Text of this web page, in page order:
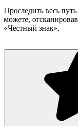
Проследить весь
можете,
«Честный знак».